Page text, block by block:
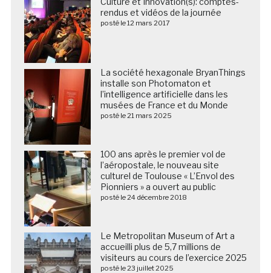
rendus et vidéos de la journée
posté le 12 mars 2017
La société hexagonale BryanThings
installe son Photomaton et
l’intelligence artificielle dans les
musées de France et du Monde
posté le 21 mars 2025
100 ans après le premier vol de
l’aéropostale, le nouveau site
culturel de Toulouse « L’Envol des
Pionniers » a ouvert au public
posté le 24 décembre 2018
Le Metropolitan Museum of Art a
accueilli plus de 5,7 millions de
visiteurs au cours de l’exercice 2025
posté le 23 juillet 2025